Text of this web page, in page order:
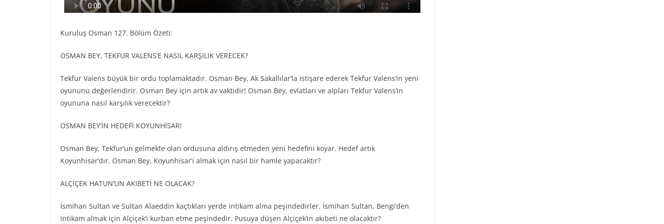
Kuruluş Osman 127. Bölüm Özeti:
OSMAN BEY, TEKFUR VALENS’E NASIL KARŞILIK VERECEK?
Tekfur Valens büyük bir ordu toplamaktadır. Osman Bey, Ak Sakallılar’la istişare ederek Tekfur Valens’in yeni
oyununu değerlendirir. Osman Bey için artık av vaktidir! Osman Bey, evlatları ve alpları Tekfur Valens’in
oyununa nasıl karşılık verecektir?
OSMAN BEY’İN HEDEFİ KOYUNHİSAR!
Osman Bey, Tekfur’un gelmekte olan ordusuna aldırış etmeden yeni hedefini koyar. Hedef artık
Koyunhisar’dır. Osman Bey, Koyunhisar’ı almak için nasıl bir hamle yapacaktır?
ALÇİÇEK HATUN’UN AKIBETİ NE OLACAK?
İsmihan Sultan ve Sultan Alaeddin kaçtıkları yerde intikam alma peşindedirler. İsmihan Sultan, Bengi’den
intikam almak için Alçiçek’i kurban etme peşindedir. Pusuya düşen Alçiçek’in akıbeti ne olacaktır?